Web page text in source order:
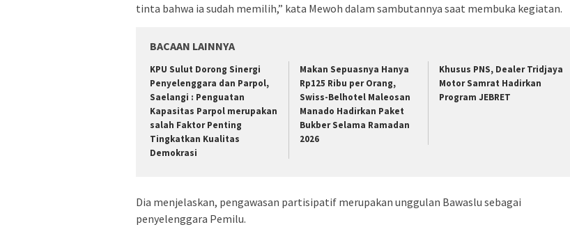
tinta bahwa ia sudah memilih,” kata Mewoh dalam sambutannya saat membuka kegiatan.
BACAAN LAINNYA
KPU Sulut Dorong Sinergi
Penyelenggara dan Parpol,
Saelangi : Penguatan
Kapasitas Parpol merupakan
salah Faktor Penting
Tingkatkan Kualitas
Demokrasi
Makan Sepuasnya Hanya
Rp125 Ribu per Orang,
Swiss-Belhotel Maleosan
Manado Hadirkan Paket
Bukber Selama Ramadan
2026
Khusus PNS, Dealer Tridjaya
Motor Samrat Hadirkan
Program JEBRET
Dia menjelaskan, pengawasan partisipatif merupakan unggulan Bawaslu sebagai
penyelenggara Pemilu.